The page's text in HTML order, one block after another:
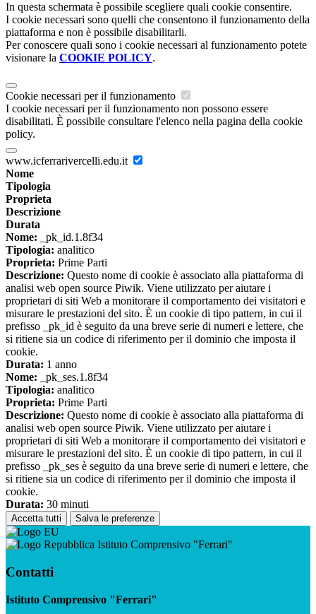
In questa schermata è possibile scegliere quali cookie consentire.
I cookie necessari sono quelli che consentono il funzionamento della
piattaforma e non è possibile disabilitarli.
Per conoscere quali sono i cookie necessari al funzionamento potete
visionare la COOKIE POLICY.
Cookie necessari per il funzionamento
I cookie necessari per il funzionamento non possono essere
disabilitati. È possibile consultare l'elenco nella pagina della cookie
policy.
www.icferrarivercelli.edu.it
Nome
Tipologia
Proprieta
Descrizione
Durata
Nome: _pk_id.1.8f34
Tipologia: analitico
Proprieta: Prime Parti
Descrizione: Questo nome di cookie è associato alla piattaforma di
analisi web open source Piwik. Viene utilizzato per aiutare i
proprietari di siti Web a monitorare il comportamento dei visitatori e
misurare le prestazioni del sito. È un cookie di tipo pattern, in cui il
prefisso _pk_id è seguito da una breve serie di numeri e lettere, che
si ritiene sia un codice di riferimento per il dominio che imposta il
cookie.
Durata: 1 anno
Nome: _pk_ses.1.8f34
Tipologia: analitico
Proprieta: Prime Parti
Descrizione: Questo nome di cookie è associato alla piattaforma di
analisi web open source Piwik. Viene utilizzato per aiutare i
proprietari di siti Web a monitorare il comportamento dei visitatori e
misurare le prestazioni del sito. È un cookie di tipo pattern, in cui il
prefisso _pk_ses è seguito da una breve serie di numeri e lettere, che
si ritiene sia un codice di riferimento per il dominio che imposta il
cookie.
Durata: 30 minuti
Accetta tutti Salva le preferenze
Istituto Comprensivo "Ferrari"
Contatti
Istituto Comprensivo "Ferrari"